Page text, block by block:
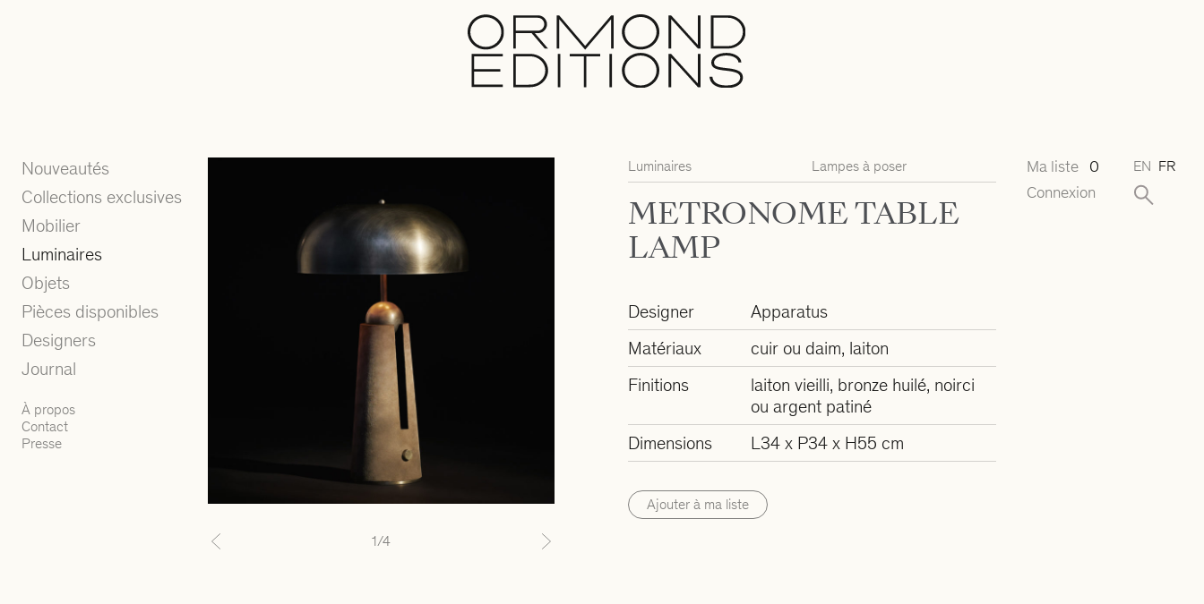
Nouveautés
Collections exclusives
Mobilier
Luminaires
Objets
Pièces disponibles
Designers
Journal
À propos
Contact
Presse
Previous 1/4
Luminaires Lampes à poser
METRONOME TABLE
LAMP
Designer
Apparatus
Matériaux
cuir ou daim, laiton
Finitions
laiton vieilli, bronze huilé, noirci
ou argent patiné
Dimensions
L34 x P34 x H55 cm
Ajouter à ma liste
Ma liste 0
Connexion
EN FR